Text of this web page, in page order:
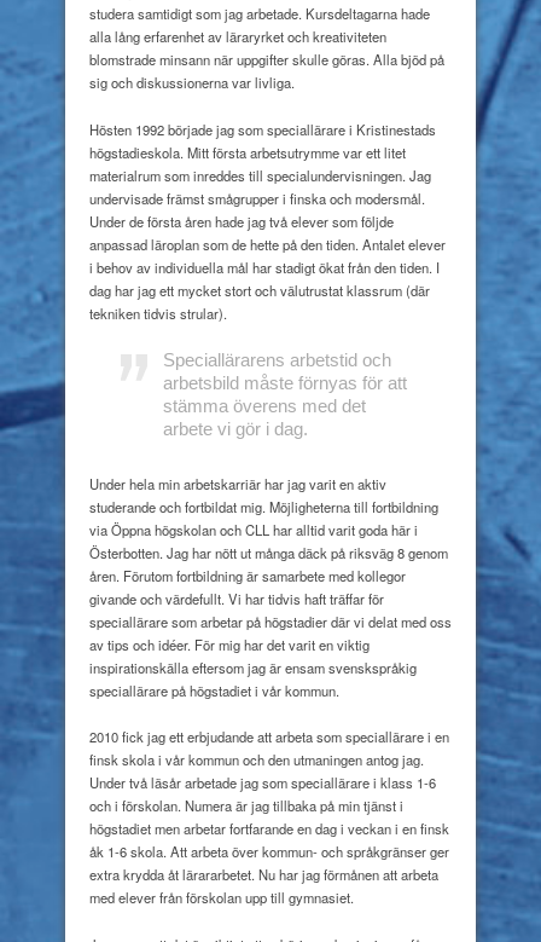
studera samtidigt som jag arbetade. Kursdeltagarna hade
alla lång erfarenhet av läraryrket och kreativiteten
blomstrade minsann när uppgifter skulle göras. Alla bjöd på
sig och diskussionerna var livliga.
Hösten 1992 började jag som speciallärare i Kristinestads
högstadieskola. Mitt första arbetsutrymme var ett litet
materialrum som inreddes till specialundervisningen. Jag
undervisade främst smågrupper i finska och modersmål.
Under de första åren hade jag två elever som följde
anpassad läroplan som de hette på den tiden. Antalet elever
i behov av individuella mål har stadigt ökat från den tiden. I
dag har jag ett mycket stort och välutrustat klassrum (där
tekniken tidvis strular).
Speciallärarens arbetstid och
arbetsbild måste förnyas för att
stämma överens med det
arbete vi gör i dag.
Under hela min arbetskarriär har jag varit en aktiv
studerande och fortbildat mig. Möjligheterna till fortbildning
via Öppna högskolan och CLL har alltid varit goda här i
Österbotten. Jag har nött ut många däck på riksväg 8 genom
åren. Förutom fortbildning är samarbete med kollegor
givande och värdefullt. Vi har tidvis haft träffar för
speciallärare som arbetar på högstadier där vi delat med oss
av tips och idéer. För mig har det varit en viktig
inspirationskälla eftersom jag är ensam svenskspråkig
speciallärare på högstadiet i vår kommun.
2010 fick jag ett erbjudande att arbeta som speciallärare i en
finsk skola i vår kommun och den utmaningen antog jag.
Under två läsår arbetade jag som speciallärare i klass 1-6
och i förskolan. Numera är jag tillbaka på min tjänst i
högstadiet men arbetar fortfarande en dag i veckan i en finsk
åk 1-6 skola. Att arbeta över kommun- och språkgränser ger
extra krydda åt lärararbetet. Nu har jag förmånen att arbeta
med elever från förskolan upp till gymnasiet.